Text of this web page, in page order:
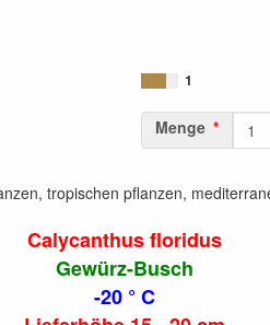
1
Menge
tropischen pflanzen,
Calycanthus floridus
Gewürz-Busch
-20 ° C